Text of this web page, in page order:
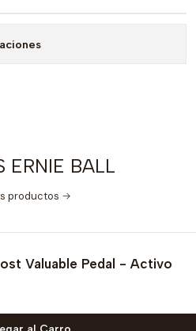
ERNIE BALL
productos
Valuable Pedal - Activo